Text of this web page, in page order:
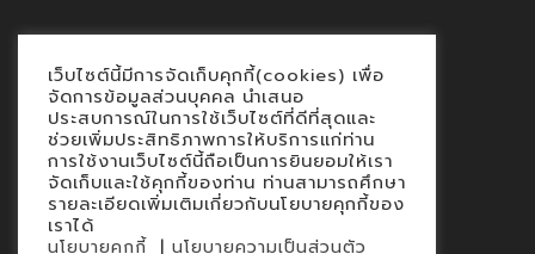
Contact
นโยบายคุกกี้
นโยบายข้อมูลส่วนบุคคล
เว็บไซต์นี้มีการจัดเก็บคุกกี้(cookies) เพื่อ
จัดการข้อมูลส่วนบุคคล นำเสนอ
ประสบการณ์ในการใช้เว็บไซต์ที่ดีที่สุดและ
ช่วยเพิ่มประสิทธิภาพการให้บริการแก่ท่าน
การใช้งานเว็บไซต์นี้ถือเป็นการยินยอมให้เรา
จัดเก็บและใช้คุกกี้ของท่าน ท่านสามารถศึกษา
รายละเอียดเพิ่มเติมเกี่ยวกับนโยบายคุกกี้ของ
เราได้
นโยบายคุกกี้ | นโยบายความเป็นส่วนตัว